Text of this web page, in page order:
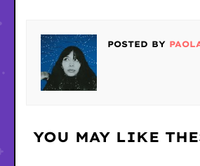
POSTED BY
YOU MAY LIKE